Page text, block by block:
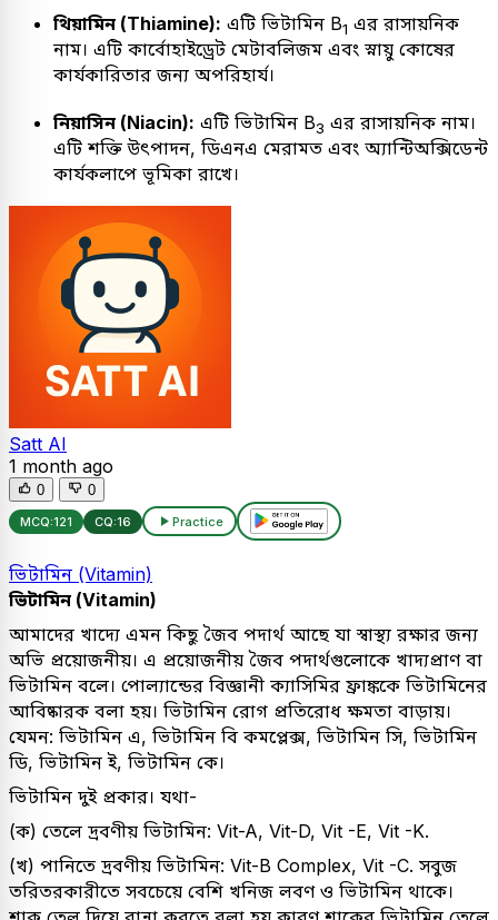
থিয়ামিন (Thiamine): এটি ভিটামিন B1 এর রাসায়নিক
নাম। এটি কার্বোহাইড্রেট মেটাবলিজম এবং স্নায়ু কোষের
কার্যকারিতার জন্য অপরিহার্য।
নিয়াসিন (Niacin): এটি ভিটামিন B3 এর রাসায়নিক নাম।
এটি শক্তি উৎপাদন, ডিএনএ মেরামত এবং অ্যান্টিঅক্সিডেন্ট
কার্যকলাপে ভূমিকা রাখে।
Satt AI
1 month ago
0 0
MCQ:121 CQ:16 Practice
ভিটামিন (Vitamin)
ভিটামিন (Vitamin)
আমাদের খাদ্যে এমন কিছু জৈব পদার্থ আছে যা স্বাস্থ্য রক্ষার জন্য
অভি প্রয়োজনীয়। এ প্রয়োজনীয় জৈব পদার্থগুলোকে খাদ্যপ্রাণ বা
ভিটামিন বলে। পোল্যান্ডের বিজ্ঞানী ক্যাসিমির ফ্রাঙ্ককে ভিটামিনের
আবিষ্কারক বলা হয়। ভিটামিন রোগ প্রতিরোধ ক্ষমতা বাড়ায়।
যেমন: ভিটামিন এ, ভিটামিন বি কমপ্লেক্স, ভিটামিন সি, ভিটামিন
ডি, ভিটামিন ই, ভিটামিন কে।
ভিটামিন দুই প্রকার। যথা-
(ক) তেলে দ্রবণীয় ভিটামিন: Vit-A, Vit-D, Vit -E, Vit -K.
(খ) পানিতে দ্রবণীয় ভিটামিন: Vit-B Complex, Vit -C. সবুজ
তরিতরকারীতে সবচেয়ে বেশি খনিজ লবণ ও ভিটামিন থাকে।